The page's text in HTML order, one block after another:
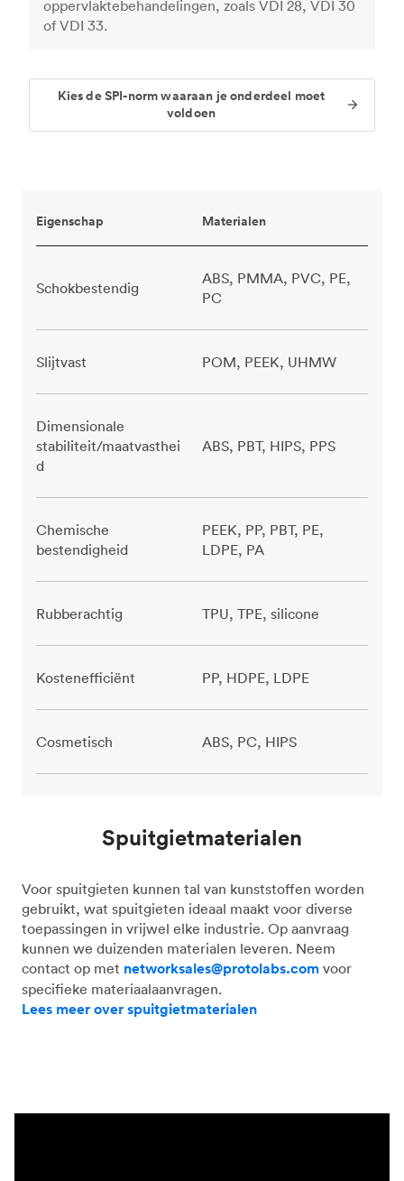
oppervlaktebehandelingen, zoals VDI 28, VDI 30
of VDI 33.
Kies de SPI-norm waaraan je onderdeel moet
voldoen
Spuitgietmaterialen
Voor spuitgieten kunnen tal van kunststoffen worden
gebruikt, wat spuitgieten ideaal maakt voor diverse
toepassingen in vrijwel elke industrie. Op aanvraag
kunnen we duizenden materialen leveren. Neem
contact op met networksales@protolabs.com voor
specifieke materiaalaanvragen.
Lees meer over spuitgietmaterialen
Eigenschap Materialen
Schokbestendig
ABS, PMMA, PVC, PE,
PC
Slijtvast POM, PEEK, UHMW
Dimensionale
stabiliteit/maatvasthei
d
ABS, PBT, HIPS, PPS
Chemische
bestendigheid
PEEK, PP, PBT, PE,
LDPE, PA
Rubberachtig TPU, TPE, silicone
Kostenefficiënt PP, HDPE, LDPE
Cosmetisch ABS, PC, HIPS